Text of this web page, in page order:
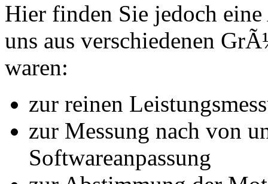
Hier finden Sie jedoch
uns aus verschiedenen
waren:
zur reinen
zur Messung nach von
Softwareanpassung